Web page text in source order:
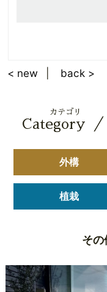
< new back >
カテゴリ
Category ／
外構
植栽
その